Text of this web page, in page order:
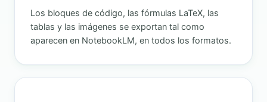
Los bloques de código, las fórmulas LaTeX, las
tablas y las imágenes se exportan tal como
aparecen en NotebookLM, en todos los formatos.